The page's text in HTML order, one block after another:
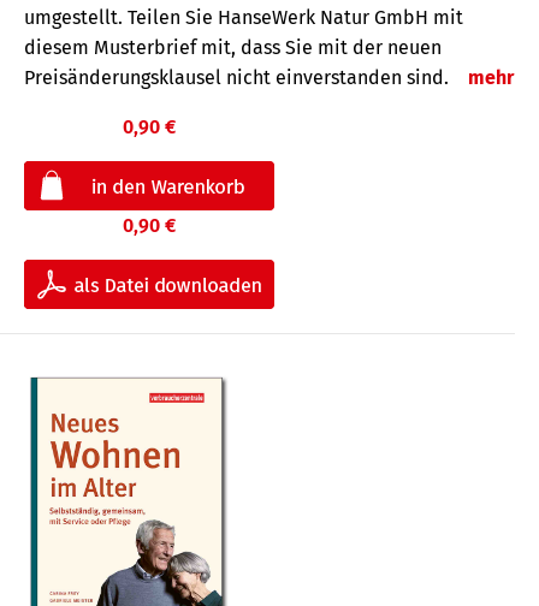
umgestellt. Teilen Sie HanseWerk Natur GmbH mit
diesem Musterbrief mit, dass Sie mit der neuen
Preisänderungsklausel nicht einverstanden sind.
mehr
0,90 €
0,90 €